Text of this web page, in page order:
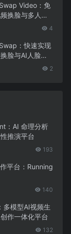
Video：免
换脸与多人脸
4
：快速实现
脸与AI人脸替
2
：AI 命理分析
推演平台
193
平台：Running
140
多模型AI视频生
作一体化平台
132